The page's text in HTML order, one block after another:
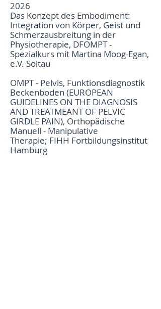
2026
Das Konzept des Embodiment:
Integration von Körper, Geist und
Schmerzausbreitung in der
Physiotherapie, DFOMPT -
Spezialkurs mit Martina Moog-Egan,
e.V. Soltau
OMPT - Pelvis, Funktionsdiagnostik
Beckenboden (EUROPEAN
GUIDELINES ON THE DIAGNOSIS
AND TREATMEANT OF PELVIC
GIRDLE PAIN), Orthopädische
Manuell - Manipulative
Therapie; FIHH Fortbildungsinstitut
Hamburg